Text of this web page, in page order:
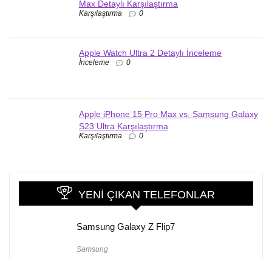
Max Detaylı Karşılaştırma
Karşılaştırma 0
Apple Watch Ultra 2 Detaylı İnceleme
İnceleme 0
Apple iPhone 15 Pro Max vs. Samsung Galaxy
S23 Ultra Karşılaştırma
Karşılaştırma 0
YENI ÇIKAN TELEFONLAR
Samsung Galaxy Z Flip7
Samsung